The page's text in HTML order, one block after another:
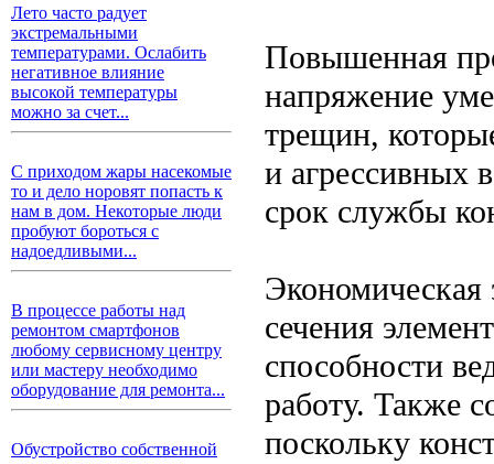
Лето часто радует
экстремальными
температурами. Ослабить
негативное влияние
высокой температуры
можно за счет...
С приходом жары насекомые
то и дело норовят попасть к
нам в дом. Некоторые люди
пробуют бороться с
надоедливыми...
В процессе работы над
ремонтом смартфонов
любому сервисному центру
или мастеру необходимо
оборудование для ремонта...
Обустройство собственной
Повышенная
напряжение
трещин,
и агрессивных
срок службы
сечения
способности
работу. Также
поскольку